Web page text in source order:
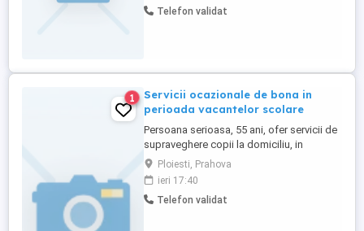
financiară. Rog seriozitate.
Telefon validat
1
Servicii ocazionale de bona in
perioada vacantelor scolare
Persoana serioasa, 55 ani, ofer servicii de
supraveghere copii la domiciliu, in
perioada vacantei de vara 1 iulie-31
august, 2-5 zile saptamana, de luni pana
vineri, uneori si in week-end. Tarif
estimativ 20-40 lei pe ora.
Ploiesti, Prahova
ieri 17:40
Telefon validat